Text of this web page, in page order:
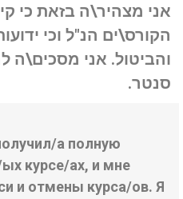
אני מצהיר\ה בזאת כי
הקורס\ים הנ"ל וכי
והביטול. אני מסכים\ה
סנטר.
а полную
курсе/ах, и мне
и отмены курса/ов. Я